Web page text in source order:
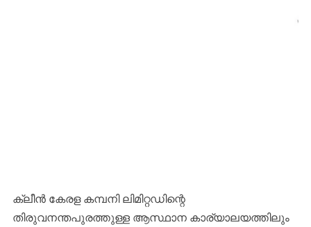
ക്ലീന്‍ കേരള കമ്പനി ലിമിറ്റഡിന്റെ
തിരുവനന്തപുരത്തുള്ള ആസ്ഥാന കാര്യാലയത്തിലും